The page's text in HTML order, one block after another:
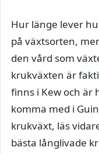
Hur länge lever
på växtsorten,
den vård som
krukväxten är
finns i Kew och är
komma med i
krukväxt, läs
bästa långlivade